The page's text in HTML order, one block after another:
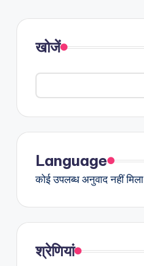
खोजें
Language
कोई उपलब्ध अनुवाद नहीं मिला
श्रेणियां